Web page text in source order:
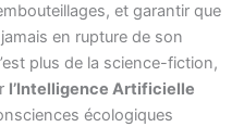
et garantir que
en rupture de son
plus de la science-fiction,
l’Intelligence Artificielle
écologiques